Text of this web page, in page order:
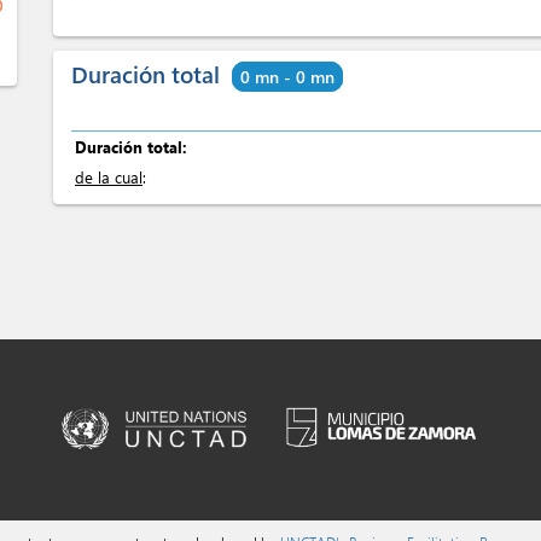
Duración total 0 mn - 0 mn
Duración total:
de la cual: